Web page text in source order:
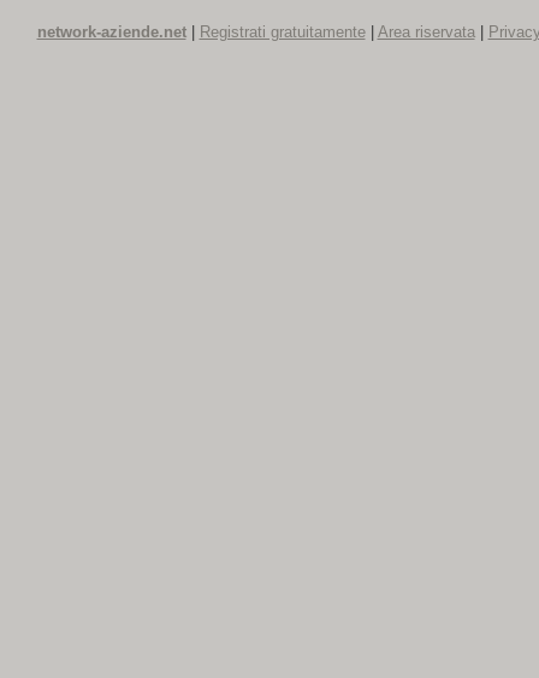
network-aziende.net| Registrati gratuitamente| Area riservata|